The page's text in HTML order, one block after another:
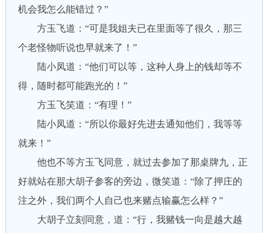
机会我怎么能错过？”
方玉飞道：“可是我姐夫已在里面等了很久，那三
个老怪物听说也早就来了！”
陆小凤道：“他们可以等，这种人身上的钱却等不
得，随时都可能跑光的！”
方玉飞笑道：“有理！”
陆小凤道：“所以你最好先进去通知他们，我等等
就来！”
他也不等方玉飞同意，就过去参加了那桌牌九，正
好就站在那大胡子参客的旁边，微笑道：“除了押庄的
注之外，我们两个人自己也来赌点输赢怎么样？”
大胡子立刻同意，道：“行，我赌钱一向是越大越